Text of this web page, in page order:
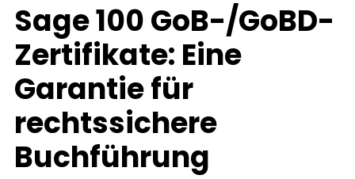
Sage 100 GoB-/GoBD-
Zertifikate: Eine
Garantie für
rechtssichere
Buchführung